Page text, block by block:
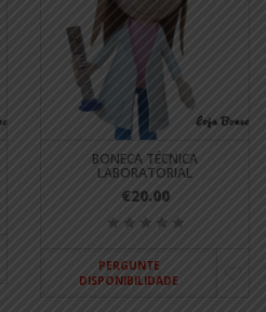
BONECA TÉCNICA
LABORATORIAL
€20.00
PERGUNTE
DISPONIBILIDADE